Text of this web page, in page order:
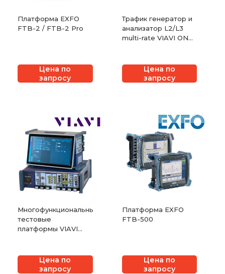
Платформа EXFO
FTB-2 / FTB-2 Pro
Цена по
запросу
Трафик генератор и
анализатор L2/L3
multi-rate VIAVI ONE
Цена по
запросу
Многофункциональные
тестовые
платформы VIAVI
Цена по
запросу
Платформа EXFO
FTB-500
Цена по
запросу